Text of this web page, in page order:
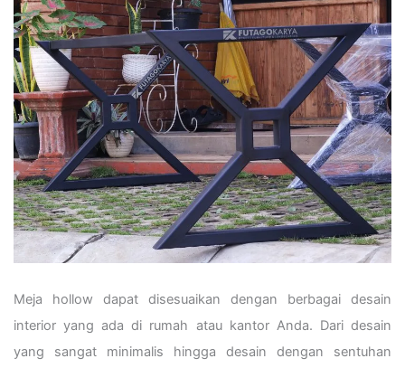
Meja hollow dapat disesuaikan dengan berbagai desain
interior yang ada di rumah atau kantor Anda. Dari desain
yang sangat minimalis hingga desain dengan sentuhan